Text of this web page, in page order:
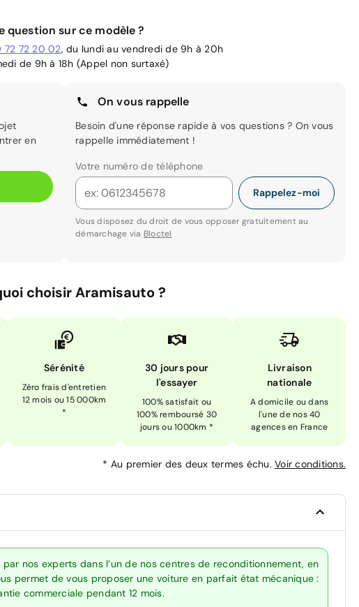
question sur ce modèle ?
72 72 20 02, du lundi au vendredi de 9h à 20h
de 9h à 18h (Appel non surtaxé)
en
On vous rappelle
Besoin d'une réponse rapide à vos questions ? On vous
rappelle immédiatement !
Votre numéro de téléphone
Rappelez-moi
Vous disposez du droit de vous opposer gratuitement au
démarchage via Bloctel
choisir Aramisauto ?
Sérénité
Zéro frais d'entretien
12 mois ou 15 000km
*
30 jours pour
l'essayer
100% satisfait ou
100% remboursé 30
jours ou 1000km *
Livraison
nationale
A domicile ou dans
l'une de nos 40
agences en France
* Au premier des deux termes échu. Voir conditions.
nos experts dans l’un de nos centres de reconditionnement, en
permet de vous proposer une voiture en parfait état mécanique :
commerciale pendant 12 mois.